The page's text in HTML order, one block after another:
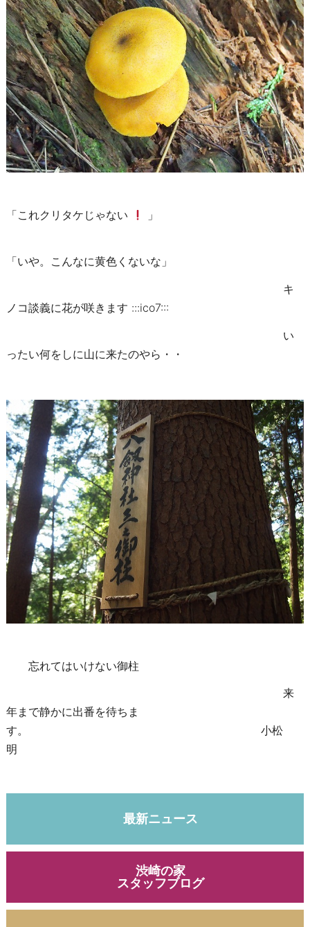
「これクリタケじゃない 」
「いや。こんなに黄色くないな」
キ
ノコ談義に花が咲きます :::ico7:::
い
ったい何をしに山に来たのやら・・
忘れてはいけない御柱
来
年まで静かに出番を待ちま
す。 小松
明
最新ニュース
渋崎の家
スタッフブログ